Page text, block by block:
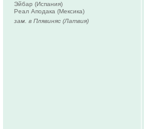
Эйбар (Испания)
Реал Аподака (Мексика)
зам. в Плявиняс (Латвия)